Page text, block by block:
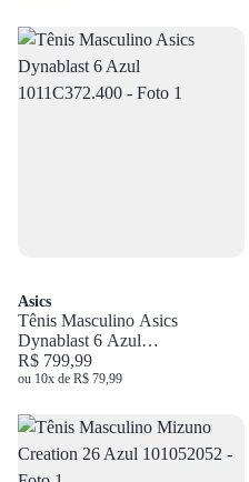
Asics
Tênis Masculino Asics
Dynablast 6 Azul
1011C372.400
R$ 799,99
ou 10x de R$ 79,99